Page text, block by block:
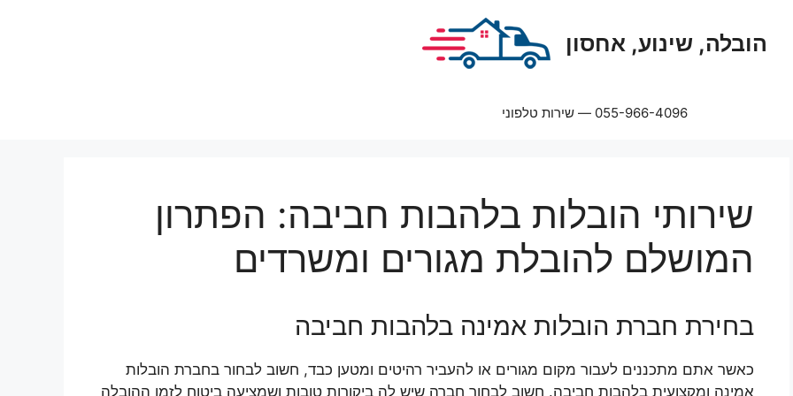
הובלה, שינוע, אחסון
055-966-4096 — שירות טלפוני
שירותי הובלות בלהבות חביבה: הפתרון
המושלם להובלת מגורים ומשרדים
בחירת חברת הובלות אמינה בלהבות חביבה
כאשר אתם מתכננים לעבור מקום מגורים או להעביר רהיטים ומטען כבד, חשוב לבחור בחברת הובלות
אמינה ומקצועית בלהבות חביבה. חשוב לבחור חברה שיש לה ביקורות טובות ושמציעה ביטוח לזמן ההובלה